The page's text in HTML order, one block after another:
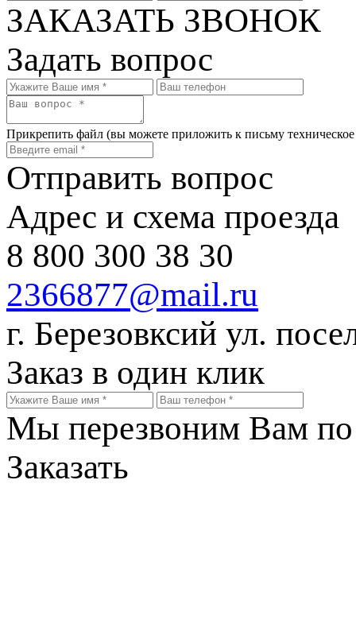
ЗАКАЗАТЬ ЗВОНОК
Задать вопрос
Прикрепить файл (вы можете приложить к письму
Отправить вопрос
Адрес и схема проезда
8 800 300 38 30
2366877@mail.ru
г. Березовксий ул.
Заказ в один клик
Мы перезвоним Вам по
Заказать